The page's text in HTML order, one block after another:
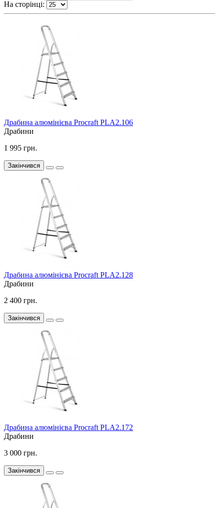
На сторінці:
Драбина алюмінієва Procraft PLA2.106
Драбини
1 995 грн.
Закінчився
Драбина алюмінієва Procraft PLA2.128
Драбини
2 400 грн.
Закінчився
Драбина алюмінієва Procraft PLA2.172
Драбини
3 000 грн.
Закінчився